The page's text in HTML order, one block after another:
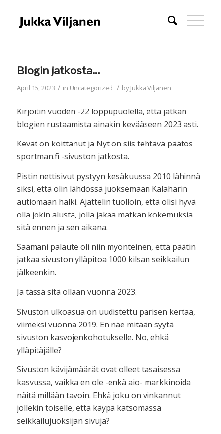
Blogin jatkosta…
April 15, 2023 / in Uncategorized / byJukka Viljanen
Kirjoitin vuoden -22 loppupuolella, että jatkan
blogien rustaamista ainakin kevääseen 2023 asti.
Kevät on koittanut ja Nyt on siis tehtävä päätös
sportman.fi -sivuston jatkosta.
Pistin nettisivut pystyyn kesäkuussa 2010 lähinnä
siksi, että olin lähdössä juoksemaan Kalaharin
autiomaan halki. Ajattelin tuolloin, että olisi hyvä
olla jokin alusta, jolla jakaa matkan kokemuksia
sitä ennen ja sen aikana.
Saamani palaute oli niin myönteinen, että päätin
jatkaa sivuston ylläpitoa 1000 kilsan seikkailun
jälkeenkin.
Ja tässä sitä ollaan vuonna 2023.
Sivuston ulkoasua on uudistettu parisen kertaa,
viimeksi vuonna 2019. En näe mitään syytä
sivuston kasvojenkohotukselle. No, ehkä
ylläpitäjälle?
Sivuston kävijämäärät ovat olleet tasaisessa
kasvussa, vaikka en ole -enkä aio- markkinoida
näitä millään tavoin. Ehkä joku on vinkannut
jollekin toiselle, että käypä katsomassa
seikkailujuoksijan sivuja?